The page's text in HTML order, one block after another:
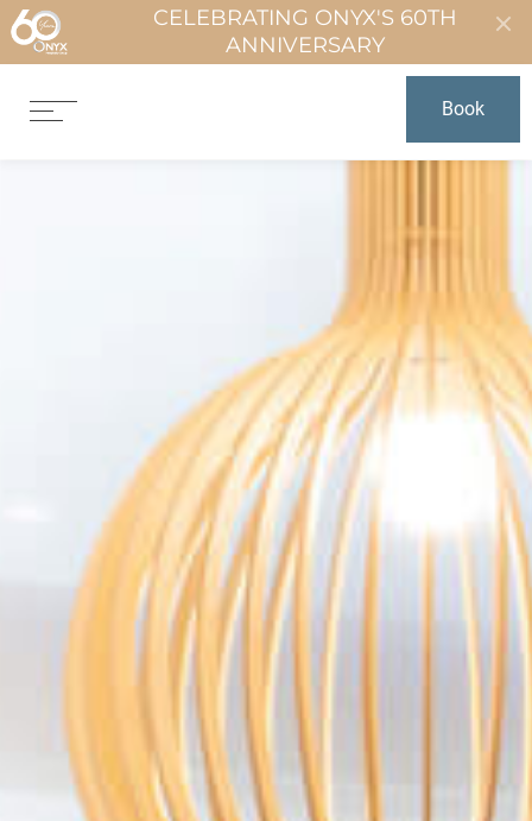
CELEBRATING ONYX'S 60TH
ANNIVERSARY
Book